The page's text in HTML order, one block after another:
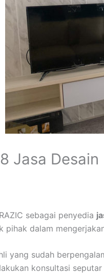
Jasa
sebagai penyedia
pihak dalam
yang sudah
konsultasi